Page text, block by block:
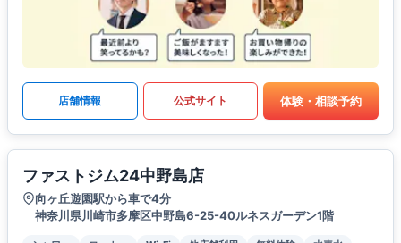
店舗情報 公式サイト 体験・相談予約
ファストジム24中野島店
向ヶ丘遊園駅から車で4分
神奈川県川崎市多摩区中野島6-25-40ルネスガーデン1階